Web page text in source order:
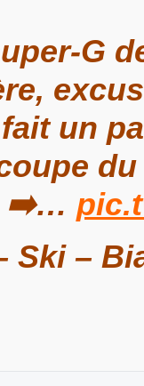
G
un
➡️…
–